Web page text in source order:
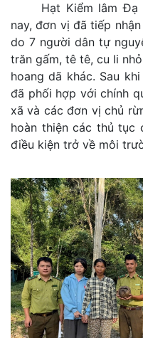
Hạt Kiểm lâm
nay, đơn vị đã tiếp
do 7 người dân tự
trăn gấm, tê tê, cu li
hoang dã khác. Sau
đã phối hợp với chính
xã và các đơn vị chủ
hoàn thiện các thủ tục
điều kiện trở về môi